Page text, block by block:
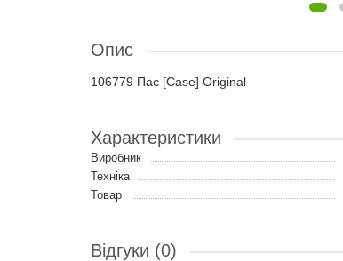
Опис
106779 Пас [Case] Original
Характеристики
Виробник
Техніка
Товар
Відгуки (0)